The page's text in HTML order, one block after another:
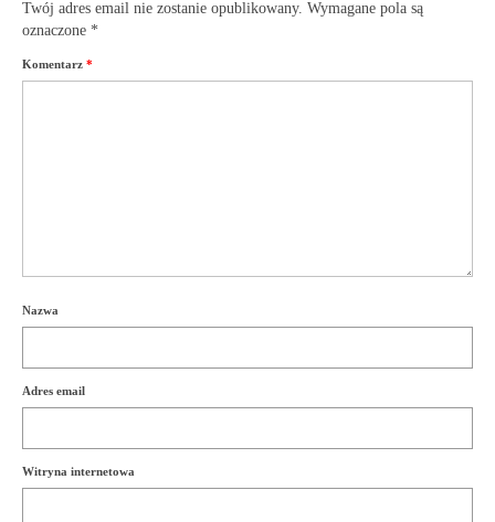
Twój adres email nie zostanie opublikowany. Wymagane pola są
oznaczone *
Komentarz *
Nazwa
Adres email
Witryna internetowa